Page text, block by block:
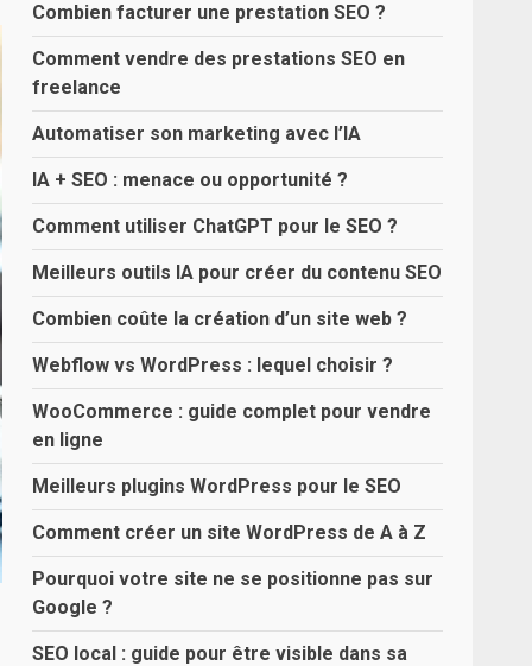
Combien facturer une prestation SEO ?
Comment vendre des prestations SEO en
freelance
Automatiser son marketing avec l’IA
IA + SEO : menace ou opportunité ?
Comment utiliser ChatGPT pour le SEO ?
Meilleurs outils IA pour créer du contenu SEO
Combien coûte la création d’un site web ?
Webflow vs WordPress : lequel choisir ?
WooCommerce : guide complet pour vendre
en ligne
Meilleurs plugins WordPress pour le SEO
Comment créer un site WordPress de A à Z
Pourquoi votre site ne se positionne pas sur
Google ?
SEO local : guide pour être visible dans sa